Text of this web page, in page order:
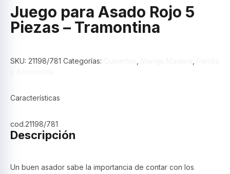
Juego para Asado Rojo 5
Piezas – Tramontina
SKU: 21198/781 Categorías:
Características
cod.21198/781
Descripción
Un buen asador sabe la importancia de contar con los